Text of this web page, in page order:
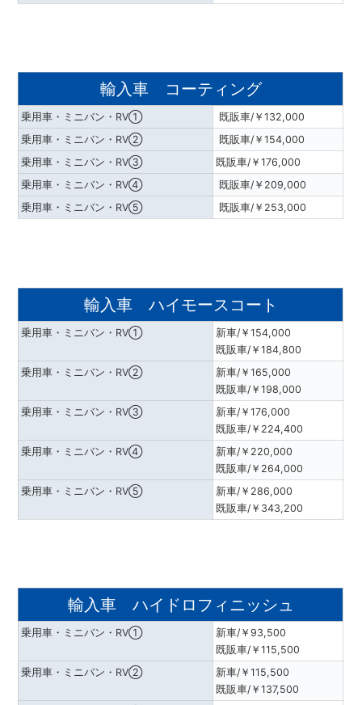
輸入車 コーティング
乗用車・ミニバン・RV①
既販車/￥132,000
乗用車・ミニバン・RV②
既販車/￥154,000
乗用車・ミニバン・RV③
既販車/￥176,000
乗用車・ミニバン・RV④
既販車/￥209,000
乗用車・ミニバン・RV⑤
既販車/￥253,000
輸入車 ハイモースコート
乗用車・ミニバン・RV①
新車/￥154,000
既販車/￥184,800
乗用車・ミニバン・RV②
新車/￥165,000
既販車/￥198,000
乗用車・ミニバン・RV③
新車/￥176,000
既販車/￥224,400
乗用車・ミニバン・RV④
新車/￥220,000
既販車/￥264,000
乗用車・ミニバン・RV⑤
新車/￥286,000
既販車/￥343,200
輸入車 ハイドロフィニッシュ
乗用車・ミニバン・RV①
新車/￥93,500
既販車/￥115,500
乗用車・ミニバン・RV②
新車/￥115,500
既販車/￥137,500